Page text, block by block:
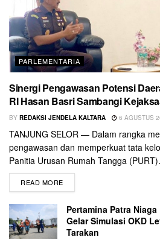
PARLEMENTARIA
Sinergi Pengawasan Potensi
RI Hasan Basri Sambangi
BY REDAKSI JENDELA KALTARA 6 AGUSTUS
TANJUNG SELOR — Dalam rangka
pengawasan dan memperkuat tata
Panitia Urusan Rumah Tangga
READ MORE
Pertamina Patra
Gelar Simulasi OKD
Tarakan